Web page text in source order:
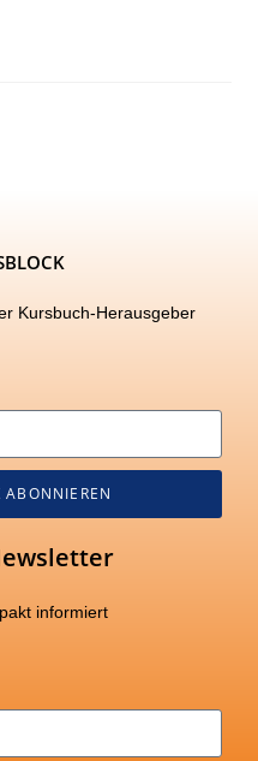
Kursbuch-Herausgeber
informiert